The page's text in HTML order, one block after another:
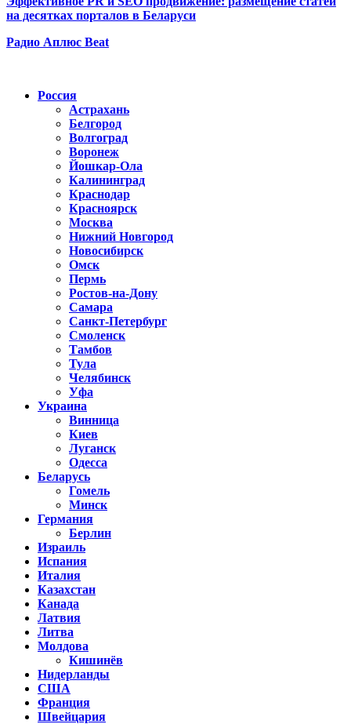
на десятках порталов в Беларуси
Радио Аплюс Beat
Россия
Астрахань
Белгород
Волгоград
Воронеж
Йошкар-Ола
Калининград
Краснодар
Красноярск
Москва
Нижний Новгород
Новосибирск
Омск
Пермь
Ростов-на-Дону
Самара
Санкт-Петербург
Смоленск
Тамбов
Тула
Челябинск
Уфа
Украина
Винница
Киев
Луганск
Одесса
Беларусь
Гомель
Минск
Германия
Берлин
Израиль
Испания
Италия
Казахстан
Канада
Латвия
Литва
Молдова
Кишинёв
Нидерланды
США
Франция
Швейцария